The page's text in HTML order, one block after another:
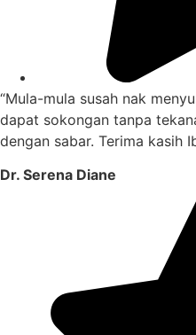
“Mula-mula susah nak
dapat sokongan tanpa
dengan sabar. Terima kasih
Dr. Serena Diane